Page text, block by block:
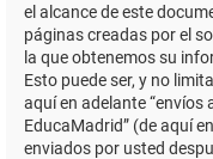
el alcance de este
páginas creadas por el
la que obtenemos su
Esto puede ser, y no
aquí en adelante “envíos
EducaMadrid” (de aquí
enviados por usted